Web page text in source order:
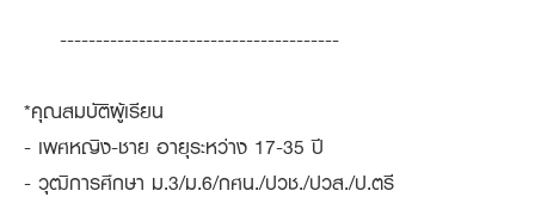
---------------------------------------
*คุณสมบัติผู้เรียน
- เพศหญิง-ชาย อายุระหว่าง 17-35 ปี
- วุฒิการศึกษา ม.3/ม.6/กศน./ปวช./ปวส./ป.ตรี